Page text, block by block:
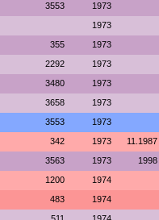
3553 1973
1973
355 1973
2292 1973
3480 1973
3658 1973
3553 1973
342 1973 11.1987
3563 1973 1998
1200 1974
483 1974